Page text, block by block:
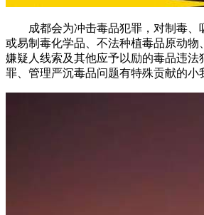
成都会为冲击毒品犯罪，对制毒、
或易制毒化学品、不法种植毒品原动物
嫌疑人线索及其他应予以励的毒品违法
罪、管理严沉毒品问题有特殊贡献的小